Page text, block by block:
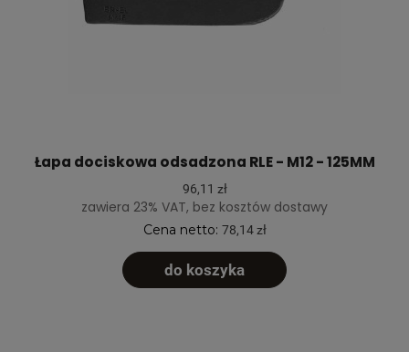
Łapa dociskowa odsadzona RLE - M12 - 125MM
96,11 zł
zawiera 23% VAT, bez kosztów dostawy
Cena netto: 78,14 zł
do koszyka